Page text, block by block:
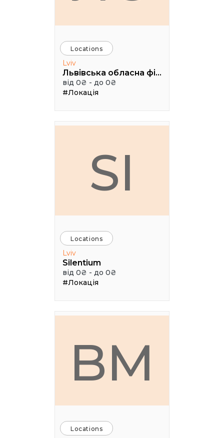
Locations
Lviv
Львівська обласна філармонія (Камерна сцена, 3 поверх), Чайковського 7
від 0₴ - до 0₴
#Локація
SI
Locations
Lviv
Silentium
від 0₴ - до 0₴
#Локація
BM
Locations